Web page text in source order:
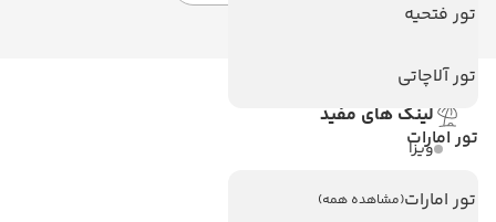
تور فتحیه
تور آلاچاتی
تور امارات
تور امارات(مشاهده همه)
لینک های مفید
ویزا
ویزا کانادا